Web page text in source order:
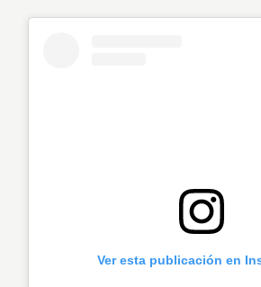
Ver esta publicación en